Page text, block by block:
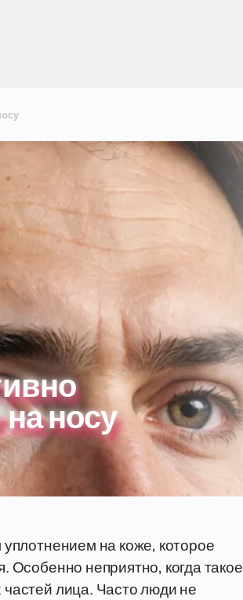
носу
на коже, которое
Особенно неприятно, когда такое
лица. Часто люди не